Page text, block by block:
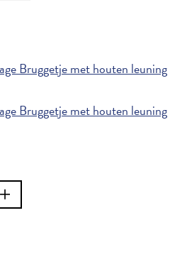
Bruggetje met houten leuning
Bruggetje met houten leuning